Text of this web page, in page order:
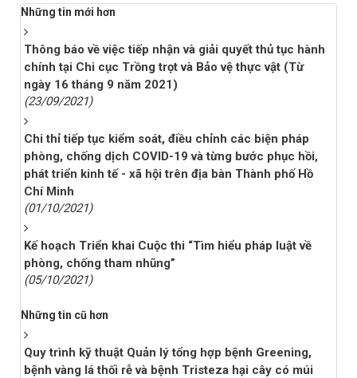
Những tin mới hơn
Thông báo về việc tiếp nhận và giải quyết thủ tục hành
chính tại Chi cục Trồng trọt và Bảo vệ thực vật (Từ
ngày 16 tháng 9 năm 2021)
(23/09/2021)
Chi thỉ tiếp tục kiểm soát, điều chỉnh các biện pháp
phòng, chống dịch COVID-19 và từng bước phục hồi,
phát triển kinh tế - xã hội trên địa bàn Thành phố Hồ
Chí Minh
(01/10/2021)
Kế hoạch Triển khai Cuộc thi “Tìm hiểu pháp luật về
phòng, chống tham nhũng”
(05/10/2021)
Những tin cũ hơn
Quy trình kỹ thuật Quản lý tổng hợp bệnh Greening,
bệnh vàng lá thối rễ và bệnh Tristeza hại cây có múi